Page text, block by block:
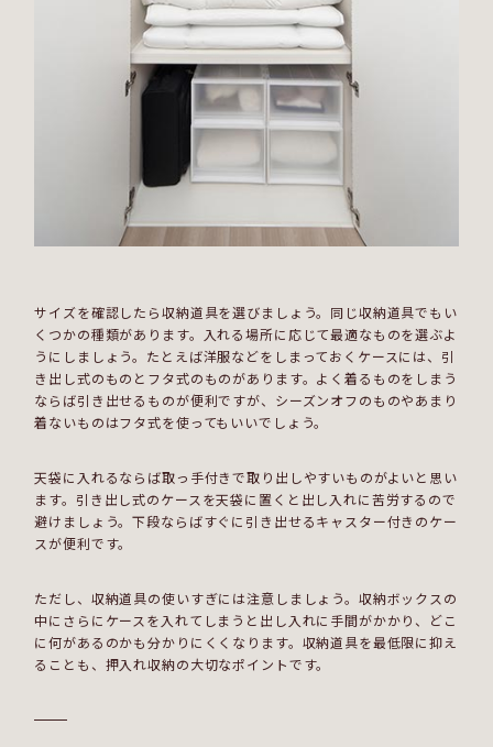
サイズを確認したら収納道具を選びましょう。同じ収納道具でもい
くつかの種類があります。入れる場所に応じて最適なものを選ぶよ
うにしましょう。たとえば洋服などをしまっておくケースには、引
き出し式のものとフタ式のものがあります。よく着るものをしまう
ならば引き出せるものが便利ですが、シーズンオフのものやあまり
着ないものはフタ式を使ってもいいでしょう。
天袋に入れるならば取っ手付きで取り出しやすいものがよいと思い
ます。引き出し式のケースを天袋に置くと出し入れに苦労するので
避けましょう。下段ならばすぐに引き出せるキャスター付きのケー
スが便利です。
ただし、収納道具の使いすぎには注意しましょう。収納ボックスの
中にさらにケースを入れてしまうと出し入れに手間がかかり、どこ
に何があるのかも分かりにくくなります。収納道具を最低限に抑え
ることも、押入れ収納の大切なポイントです。